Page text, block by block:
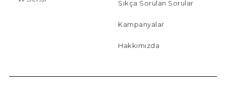
Sıkça Sorulan Sorular
Kampanyalar
Hakkımızda